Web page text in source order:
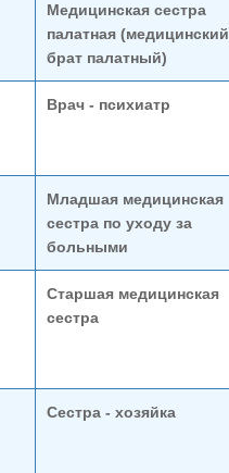
Медицинская сестра
палатная (медицинский
брат палатный)
Врач - психиатр
Младшая медицинская
сестра по уходу за
больными
Старшая медицинская
сестра
Сестра - хозяйка